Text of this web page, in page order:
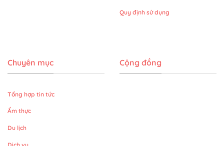
Quy định sử dụng
Chuyên mục
Tổng hợp tin tức
Ẩm thực
Du lịch
Dịch vụ
Cộng đồng